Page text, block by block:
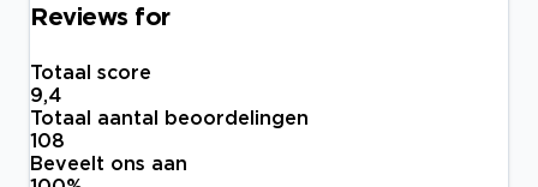
Reviews for
Totaal score
9,4
Totaal aantal beoordelingen
108
Beveelt ons aan